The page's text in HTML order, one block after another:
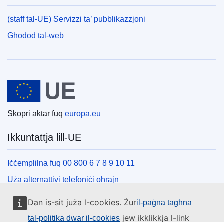
Dan is-sit juża l-cookies. Żuril-paġna tagħna
tal-politika dwar il-cookies jew ikklikkja l-link
(staff tal-UE) Servizzi ta’ pubblikazzjoni
Għodod tal-web
Unjoni Ewropea
Skopri aktar fuq europa.eu
Ikkuntattja lill-UE
Iċċemplilna fuq 00 800 6 7 8 9 10 11
Uża alternattivi telefoniċi oħrajn
Iktbilna permezz tal-formola ta’ kuntatt tagħna
Iltaqa’ magħna f’wieħed miċ-ċentri tal-UE